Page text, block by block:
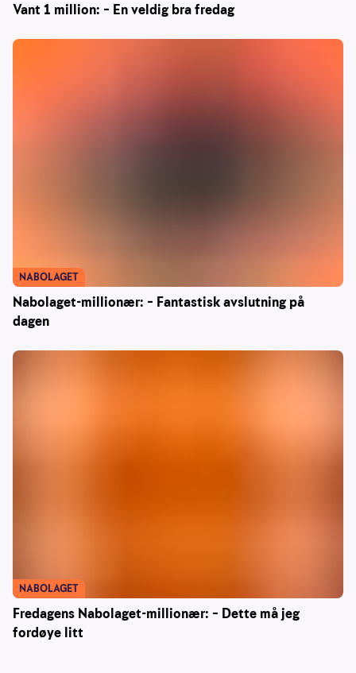
Vant 1 million: – En veldig bra fredag
Nabolaget-millionær: – Fantastisk avslutning på
dagen
NABOLAGET
Fredagens Nabolaget-millionær: – Dette må jeg
fordøye litt
NABOLAGET